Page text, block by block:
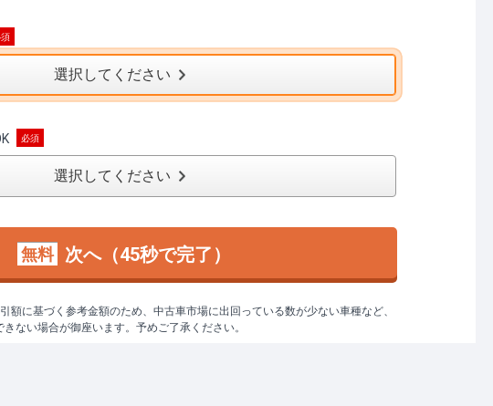
選択してください
選択してください
無料 次へ（45秒で完了）
額に基づく参考金額のため、中古車市場に出回っている数が少ない車種など、
ない場合が御座います。予めご了承ください。